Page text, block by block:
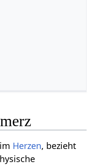
im Herzen, bezieht